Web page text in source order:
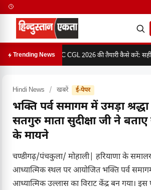
Trending NewsSSC CGL 2026 की तैयारी कैसे करें: सही
Hindi News / खबरें ई-पेपर
भक्ति पर्व समागम में उमड़ा
सतगुरु माता सुदीक्षा जी ने
के मायने
चण्डीगढ़/पंचकुला/ मोहाली| हरियाणा के
आध्यात्मिक स्थल पर आयोजित भक्ति पर्व
आध्यात्मिक उल्लास का विराट केंद्र बन गया।